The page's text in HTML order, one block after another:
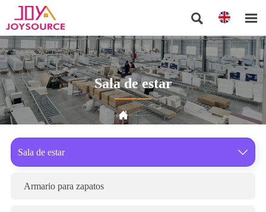
 
Sala de estar
Inicio
Sala de estar 
Armario para zapatos